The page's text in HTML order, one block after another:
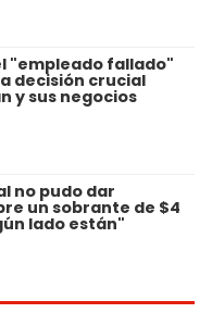
"empleado fallado"
decisión crucial
y sus negocios
no pudo dar
un sobrante de $4
lado están"